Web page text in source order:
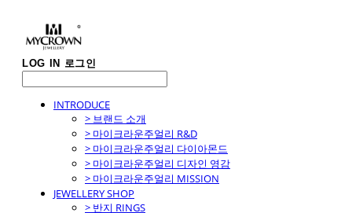
LOG IN 로그인
INTRODUCE
> 브랜드 소개
> 마이크라운주얼리 R&D
> 마이크라운주얼리 다이아몬드
> 마이크라운주얼리 디자인 영감
> 마이크라운주얼리 MISSION
JEWELLERY SHOP
> 반지 RINGS